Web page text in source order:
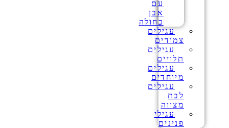
עם
אבן
כחולה
עגילים
צמודים
עגילים
תלויים
עגילים
מיוחדים
עגילים
לבת
מצווה
עגילי
פנינים